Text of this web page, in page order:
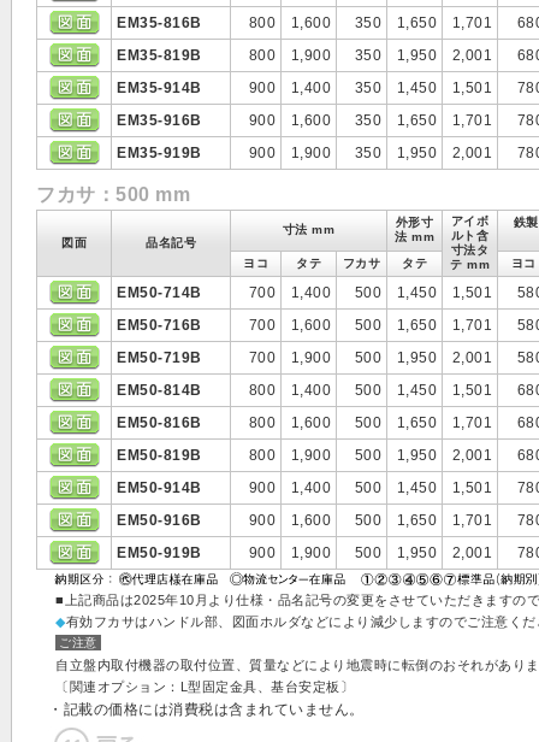
EM35-816B
800 1,600 350 1,650 1,701
EM35-819B
800 1,900 350 1,950 2,001
EM35-914B
900 1,400 350 1,450 1,501
EM35-916B
900 1,600 350 1,650 1,701
EM35-919B
900 1,900 350 1,950 2,001
フカサ：500 mm
図面 品名記号
寸法 mm
外形寸
法 mm
アイボ
ルト含
寸法タ
テ mm
鉄
ヨコ タテ フカサ タテ ヨコ
EM50-714B 700 1,400 500 1,450 1,501
EM50-716B
700 1,600 500 1,650 1,701
EM50-719B
700 1,900 500 1,950 2,001
EM50-814B
800 1,400 500 1,450 1,501
EM50-816B
800 1,600 500 1,650 1,701
EM50-819B
800 1,900 500 1,950 2,001
EM50-914B
900 1,400 500 1,450 1,501
EM50-916B
900 1,600 500 1,650 1,701
EM50-919B
900 1,900 500 1,950 2,001
■上記商品は2025年10月より仕様・品名記号の変更をさせていただきますの
◆有効フカサはハンドル部、図面ホルダなどにより減少しますのでご注意くだ
ご注意
自立盤内取付機器の取付位置、質量などにより地震時に転倒のおそれがあ
〔関連オプション：L型固定金具、基台安定板〕
・記載の価格には消費税は含まれていません。